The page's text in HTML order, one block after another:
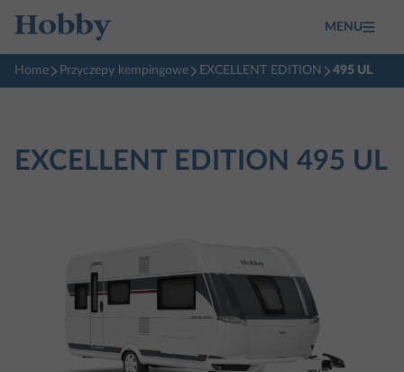
MENU
Home Przyczepy kempingowe EXCELLENT EDITION 495 UL
EXCELLENT EDITION 495 UL